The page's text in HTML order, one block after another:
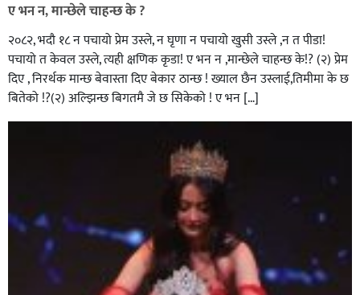
ए भन न, मान्छेले चाहन्छ के ?
२०८२, भदाै १८ न पचायो प्रेम उस्ले, न घृणा न पचायो खुसी उस्ले ,न त पीडा!
पचायो त केवल उस्ले, त्यही क्षणिक कृडा! ए भन न ,मान्छेले चाहन्छ के!? (२) प्रेम
दिए , निरर्थक मान्छ बेवास्ता दिए बेकार ठान्छ ! ख्याल छैन उस्लाई,तिमीमा के छ
बितेको !?(२) अल्झिन्छ बिगतमै जे छ सिकेको ! ए भन […]